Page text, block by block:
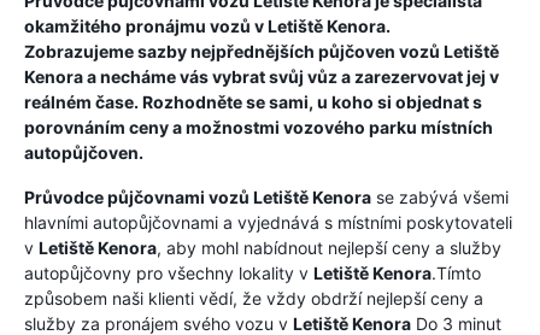
okamžitého pronájmu vozů vLetiště Kenora.
Zobrazujeme sazby nejpřednějších půjčoven vozů Letiště
Kenoraa necháme vás vybrat svůj vůz a zarezervovat jej v
reálném čase. Rozhodněte se sami, u koho si objednat s
porovnáním ceny a možnostmi vozového parku místních
autopůjčoven.
Průvodce půjčovnami vozů Letiště Kenora se zabývá všemi
hlavními autopůjčovnami a vyjednává s místními poskytovateli
v Letiště Kenora, aby mohl nabídnout nejlepší ceny a služby
autopůjčovny pro všechny lokality v Letiště Kenora.Tímto
způsobem naši klienti vědí, že vždy obdrží nejlepší ceny a
služby za pronájem svého vozu v Letiště Kenora Do 3 minut